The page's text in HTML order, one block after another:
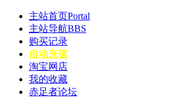
主站首页Portal
主站导航BBS
购买记录
自动充值
淘宝网店
我的收藏
赤足者论坛